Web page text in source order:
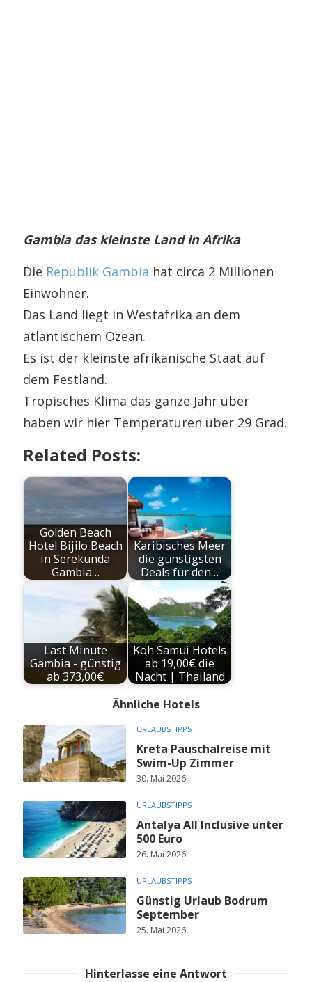
Gambia das kleinste Land in Afrika
Die Republik Gambia hat circa 2 Millionen
Einwohner.
Das Land liegt in Westafrika an dem
atlantischem Ozean.
Es ist der kleinste afrikanische Staat auf
dem Festland.
Tropisches Klima das ganze Jahr über
haben wir hier Temperaturen über 29 Grad.
Related Posts:
Golden Beach
Hotel Bijilo Beach
in Serekunda
Gambia…
Karibisches Meer
die günstigsten
Deals für den…
Last Minute
Gambia - günstig
ab 373,00€
Koh Samui Hotels
ab 19,00€ die
Nacht | Thailand
Ähnliche Hotels
URLAUBSTIPPS
Kreta Pauschalreise mit
Swim-Up Zimmer
30. Mai 2026
URLAUBSTIPPS
Antalya All Inclusive unter
500 Euro
26. Mai 2026
URLAUBSTIPPS
Günstig Urlaub Bodrum
September
25. Mai 2026
Hinterlasse eine Antwort